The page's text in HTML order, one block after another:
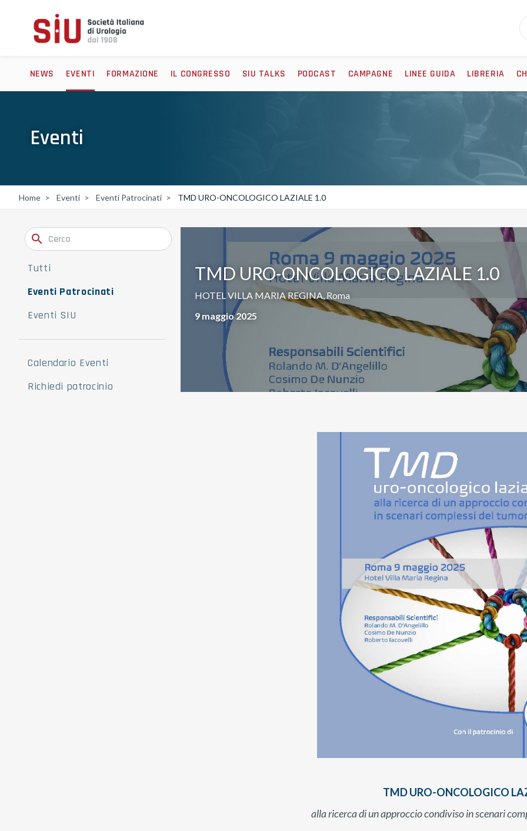
NEWS EVENTI FORMAZIONE IL CONGRESSO SIU TALKS PODCAST CAMPAGNE LINEE GUIDA LIBRERIA
Eventi
Home Eventi Eventi Patrocinati TMD URO-ONCOLOGICO LAZIALE 1.0
search
Tutti
Eventi Patrocinati
Eventi SIU
Calendario Eventi
Richiedi patrocinio
TMD URO-ONCOLOGICO LAZIALE 1.0
HOTEL VILLA MARIA REGINA, Roma
9 maggio 2025
TMD URO-ONCOLOGICO
alla ricerca di un approccio condiviso in scenari